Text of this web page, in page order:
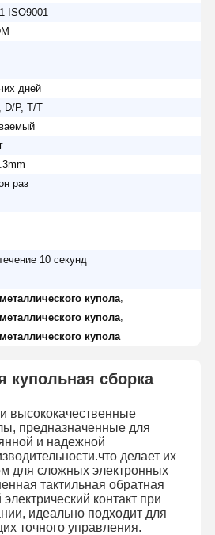
ISO9001
дней
D/P, T/T
раз
10 секунд
купола
купола
купола
купольная сборка
высококачественные
предназначенные для
и надежной
делает их
для сложных электронных
тактильная обратная
контакт при
идеально подходит для
точного управления.